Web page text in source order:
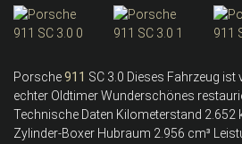
Porsche911 SC 3.0 Dieses Fahrzeug
echter Oldtimer Wunderschönes
Technische Daten Kilometerstand 2.652
Zylinder-Boxer Hubraum 2.956 cm³